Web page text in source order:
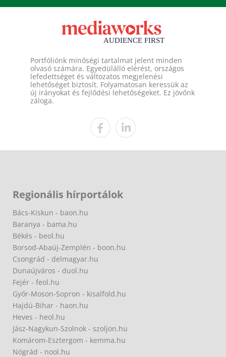
Portfóliónk minőségi tartalmat jelent minden
olvasó számára. Egyedülálló elérést, országos
lefedettséget és változatos megjelenési
lehetőséget biztosít. Folyamatosan keressük az
új irányokat és fejlődési lehetőségeket. Ez jövőnk
záloga.
Regionális hírportálok
Bács-Kiskun - baon.hu
Baranya - bama.hu
Békés - beol.hu
Borsod-Abaúj-Zemplén - boon.hu
Csongrád - delmagyar.hu
Dunaújváros - duol.hu
Fejér - feol.hu
Győr-Moson-Sopron - kisalfold.hu
Hajdú-Bihar - haon.hu
Heves - heol.hu
Jász-Nagykun-Szolnok - szoljon.hu
Komárom-Esztergom - kemma.hu
Nógrád - nool.hu